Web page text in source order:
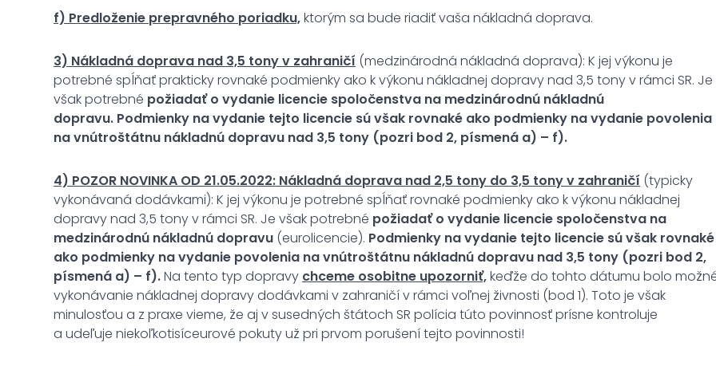
f) Predloženie prepravného poriadku,ktorým sa bude riadiť vaša nákladná doprava.
3) Nákladná doprava nad 3,5 tony v zahraničí (medzinárodná nákladná doprava): K jej výkonu je
potrebné spĺňať prakticky rovnaké podmienky ako k výkonu nákladnej dopravy nad 3,5 tony v rámci SR. Je
však potrebné požiadať o vydanie licencie spoločenstva na medzinárodnú nákladnú
dopravu. Podmienky na vydanie tejto licencie sú však rovnaké ako podmienky na vydanie povolenia
na vnútroštátnu nákladnú dopravu nad 3,5 tony (pozri bod 2, písmená a) – f).
4) POZOR NOVINKA OD 21.05.2022: Nákladná doprava nad 2,5 tony do 3,5 tony v zahraničí (typicky
vykonávaná dodávkami): K jej výkonu je potrebné spĺňať rovnaké podmienky ako k výkonu nákladnej
dopravy nad 3,5 tony v rámci SR. Je však potrebné požiadať o vydanie licencie spoločenstva na
medzinárodnú nákladnú dopravu (eurolicencie). Podmienky na vydanie tejto licencie sú však rovnaké
ako podmienky na vydanie povolenia na vnútroštátnu nákladnú dopravu nad 3,5 tony (pozri bod 2,
písmená a) – f).Na tento typ dopravy chceme osobitne upozorniť,keďže do tohto dátumu bolo
vykonávanie nákladnej dopravy dodávkami v zahraničí v rámci voľnej živnosti (bod 1). Toto je však
minulosťou a z praxe vieme, že aj v susedných štátoch SR polícia túto povinnosť prísne kontroluje
a udeľuje niekoľkotisíceurové pokuty už pri prvom porušení tejto povinnosti!